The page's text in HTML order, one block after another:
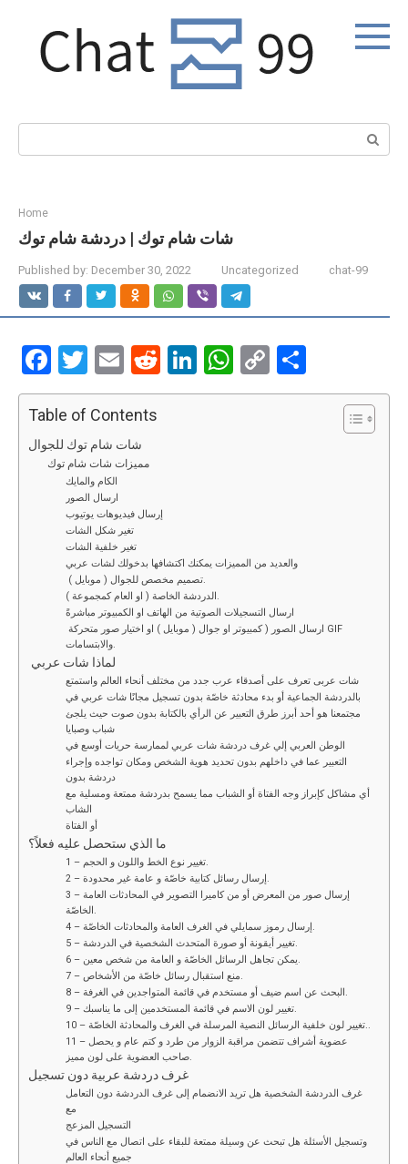
content
Search:
Home
شات شام توك | دردشة شام توك
Published by: December 30, 2022 Uncategorized chat-99
F
a
ce
b
o
o
T
wi
tt
er
E
m
ail
R
e
Li
n
W
h
C
o
h
Table of Contents
شات شام توك للجوال
مميزات شات شام توك
الكام والمايك
ارسال الصور
إرسال فيديوهات يوتيوب
تغير شكل الشات
تغير خلفية الشات
والعديد من المميزات يمكنك اكتشافها بدخولك لشات عربي
تصميم مخصص للجوال ( موبايل ).
الدردشة الخاصة ( او العام كمجموعة ).
ارسال التسجيلات الصوتية من الهاتف او الكمبيوتر مباشرةً
والابتسامات.
لماذا شات عربي
شات عربى تعرف على أصدقاء عرب جدد من مختلف أنحاء العالم واستمتع
بالدردشة الجماعية أو بدء محادثة خاصّة بدون تسجيل مجانًا شات عربي في
مجتمعنا هو أحد أبرز طرق التعبير عن الرأي بالكتابة بدون صوت حيث يلجئ
شباب وصبايا
الوطن العربي إلي غرف دردشة شات عربي لممارسة حريات أوسع في
التعبير عما في داخلهم بدون تحديد هوية الشخص ومكان تواجده وإجراء
دردشة بدون
أي مشاكل كإبراز وجه الفتاة أو الشباب مما يسمح بدردشة ممتعة ومسلية مع
الشاب
أو الفتاة
ما الذي ستحصل عليه فعلاً؟
1 – تغيير نوع الخط واللون و الحجم.
2 – إرسال رسائل كتابية خاصّة و عامة غير محدودة.
3 – إرسال صور من المعرض أو من كاميرا التصوير في المحادثات العامة
الخاصّة.
4 – إرسال رموز سمايلي في الغرف العامة والمحادثات الخاصّة.
5 – تغيير أيقونة أو صورة المتحدث الشخصية في الدردشة.
6 – يمكن تجاهل الرسائل الخاصّة و العامة من شخص معين.
7 – منع استقبال رسائل خاصّة من الأشخاص.
8 – البحث عن اسم ضيف أو مستخدم في قائمة المتواجدين في الغرفة.
9 – تغيير لون الاسم في قائمة المستخدمين إلى ما يناسبك.
10 – تغيير لون خلفية الرسائل النصية المرسلة في الغرف والمحادثة الخاصّة..
11 – عضوية أشراف تتضمن مراقبة الزوار من طرد و كتم عام و يحصل
صاحب العضوية على لون مميز.
غرف دردشة عربية دون تسجيل
غرف الدردشة الشخصية هل تريد الانضمام إلى غرف الدردشة دون التعامل
مع
التسجيل المزعج
وتسجيل الأسئلة هل تبحث عن وسيلة ممتعة للبقاء على اتصال مع الناس في
جميع أنحاء العالم